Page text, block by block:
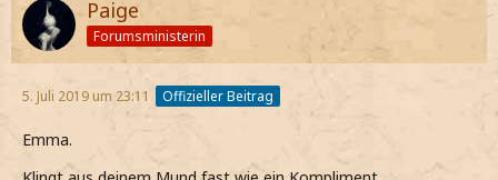
Paige
Forumsministerin
5. Juli 2019 um 23:11 Offizieller Beitrag
Emma.